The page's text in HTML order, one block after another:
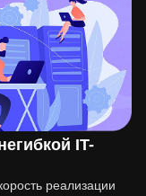
IT-
реализации